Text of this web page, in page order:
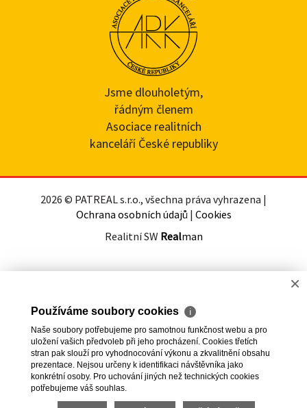
Jsme dlouholetým,
řádným členem
Asociace realitních
kanceláří České republiky
2026 © PATREAL s.r.o., všechna práva vyhrazena |
Ochrana osobních údajů | Cookies
Realitní SW Realman
×
Používáme soubory cookies ℹ
Naše soubory potřebujeme pro samotnou funkčnost webu a pro
uložení vašich předvoleb při jeho procházení. Cookies třetích
stran pak slouží pro vyhodnocování výkonu a zkvalitnění obsahu
prezentace. Nejsou určeny k identifikaci návštěvníka jako
konkrétní osoby. Pro uchování jiných než technických cookies
potřebujeme váš souhlas.